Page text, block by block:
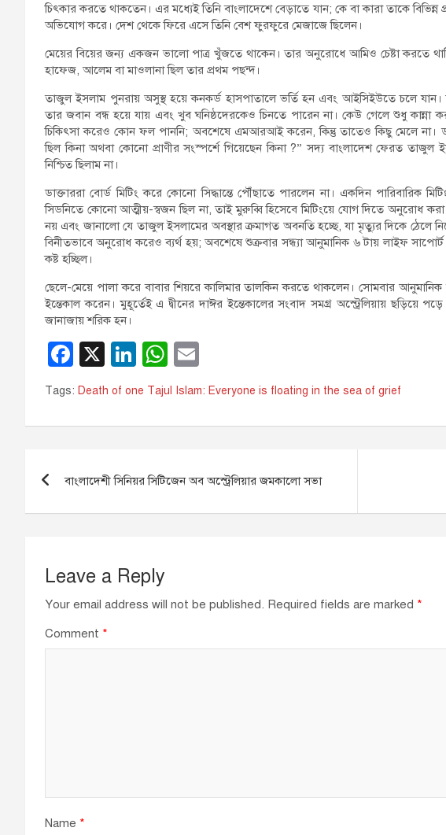
চিৎকার করতে থাকতেন। এর মধ্যেই তিনি বাংলাদেশে বেড়াতে যান; কে বা কারা তাকে
অভিযোগ করে। দেশ থেকে ফিরে এসে তিনি বেশ ফুরফুরে মেজাজে ছিলেন।
মেয়ের বিয়ের জন্য একজন ভালো পাত্র খুঁজতে থাকেন। তার অনুরোধে আমিও চেষ্টা করতে থাকি
হাফেজ, আলেম বা মাওলানা ছিল তার প্রথম পছন্দ।
তাজুল ইসলাম পুনরায় অসুস্থ হয়ে কনকর্ড হাসপাতালে ভর্তি হন এবং আইসিইউতে চলে
তার জবান বন্ধ হয়ে যায় এবং খুব ঘনিষ্ঠদেরকেও চিনতে পারেন না। কেউ গেলে শুধু কান্না
চিকিৎসা করেও কোন ফল পাননি; অবশেষে এমআরআই করেন, কিন্তু তাতেও কিছু মেলে না।
ছিল কিনা অথবা কোনো প্রাণীর সংস্পর্শে গিয়েছেন কিনা ?” সদ্য বাংলাদেশ ফেরত তাজুল
নিশ্চিত ছিলাম না।
ডাক্তাররা বোর্ড মিটিং করে কোনো সিদ্ধান্তে পৌঁছাতে পারলেন না। একদিন পারিবারিক
সিডনিতে কোনো আত্মীয়-স্বজন ছিল না, তাই মুরুব্বি হিসেবে মিটিংয়ে যোগ দিতে অনুরোধ করা
নয় এবং জানালো যে তাজুল ইসলামের অবস্থার ক্রমাগত অবনতি হচ্ছে, যা মৃত্যুর দিকে ঠেলে
বিনীতভাবে অনুরোধ করেও ব্যর্থ হয়; অবশেষে শুক্রবার সন্ধ্যা আনুমানিক ৬ টায় লাইফ সাপোর্ট
কষ্ট হচ্ছিল।
ছেলে-মেয়ে পালা করে বাবার শিয়রে কালিমার তালকিন করতে থাকলেন। সোমবার
ইন্তেকাল করেন। মুহূর্তেই এ দ্বীনের দাঈর ইন্তেকালের সংবাদ সমগ্র অস্ট্রেলিয়ায় ছড়িয়ে
জানাজায় শরিক হন।
F
a
c
e
o
o
X
Li
n
k
e
n
W
h
at
s
p
p
m
ail
Tags: Death of one Tajul Islam: Everyone is floating in the sea of ​​grief
navigation
বাংলাদেশী সিনিয়র সিটিজেন অব অস্ট্রেলিয়ার জমকালো সভা
Leave a Reply
Your email address will not be published. Required fields are marked *
Comment *
Name *